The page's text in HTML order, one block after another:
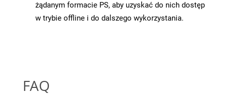
żądanym formacie PS, aby uzyskać do nich dostęp
w trybie offline i do dalszego wykorzystania.
FAQ